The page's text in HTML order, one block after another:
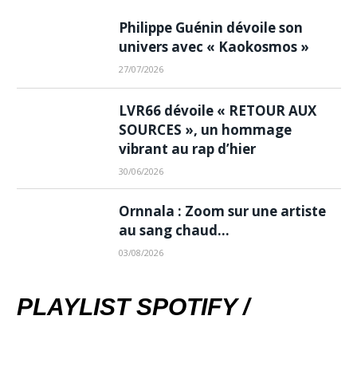
Philippe Guénin dévoile son
univers avec « Kaokosmos »
27/07/2026
LVR66 dévoile « RETOUR AUX
SOURCES », un hommage
vibrant au rap d’hier
30/06/2026
Ornnala : Zoom sur une artiste
au sang chaud…
03/08/2026
PLAYLIST SPOTIFY /